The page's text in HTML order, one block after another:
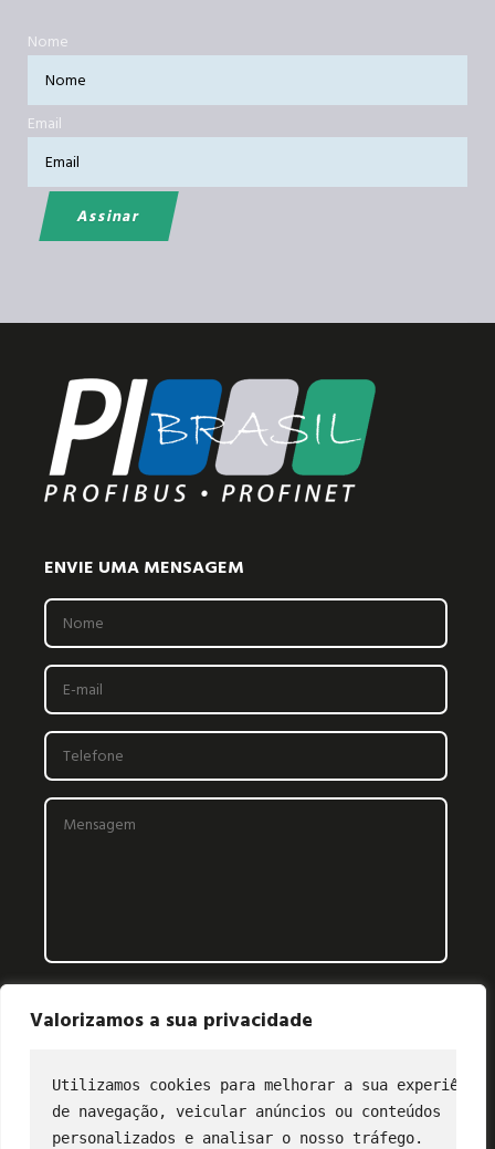
Valorizamos a sua privacidade
Utilizamos cookies para melhorar a sua experiência
de navegação, veicular anúncios ou conteúdos
personalizados e analisar o nosso tráfego.
Nome
Email
ENVIE UMA MENSAGEM
CONTATO